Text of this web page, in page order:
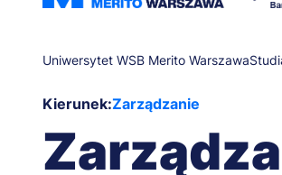
Ścieżka
nawigacyjna
Uniwersytet WSB Merito Warszawa
Kierunek:Zarządzanie